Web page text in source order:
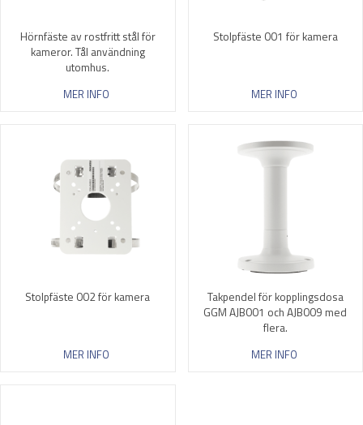
Hörnfäste av rostfritt stål för
kameror. Tål användning
utomhus.
MER INFO
Stolpfäste 001 för kamera
MER INFO
Stolpfäste 002 för kamera
MER INFO
Takpendel för kopplingsdosa
GGM AJB001 och AJB009 med
flera.
MER INFO